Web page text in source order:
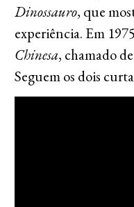
Dinossauro, que
experiência. Em
Chinesa, chamado
Seguem os dois